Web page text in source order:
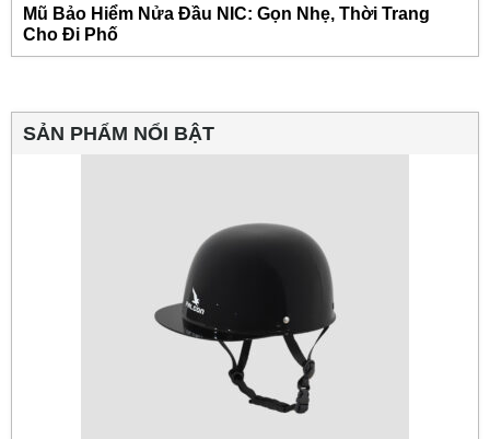
Mũ Bảo Hiểm Nửa Đầu NIC: Gọn Nhẹ, Thời Trang
Cho Đi Phố
SẢN PHẨM NỔI BẬT